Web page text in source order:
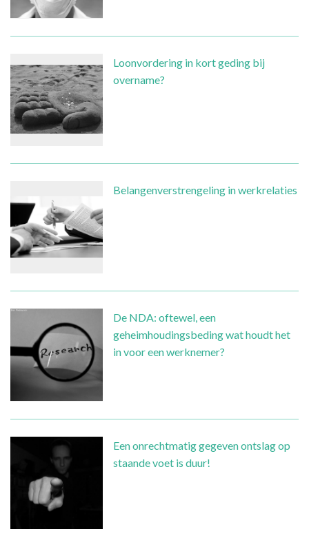
Loonvordering in kort geding bij
overname?
Belangenverstrengeling in werkrelaties
De NDA: oftewel, een
geheimhoudingsbeding wat houdt het
in voor een werknemer?
Een onrechtmatig gegeven ontslag op
staande voet is duur!